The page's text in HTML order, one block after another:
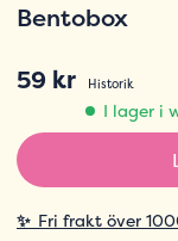
Bentobox
59 kr
Historik
I lager i
✨ Fri frakt över